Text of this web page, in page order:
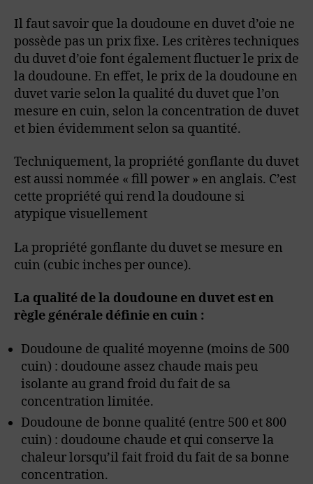
Il faut savoir que la doudoune en duvet d’oie ne
possède pas un prix fixe. Les critères techniques
du duvet d’oie font également fluctuer le prix de
la doudoune. En effet, le prix de la doudoune en
duvet varie selon la qualité du duvet que l’on
mesure en cuin, selon la concentration de duvet
et bien évidemment selon sa quantité.
Techniquement, la propriété gonflante du duvet
est aussi nommée « fill power » en anglais. C’est
cette propriété qui rend la doudoune si
atypique visuellement
La propriété gonflante du duvet se mesure en
cuin (cubic inches per ounce).
La qualité de la doudoune en duvet est en
règle générale définie en cuin :
Doudoune de qualité moyenne (moins de 500
cuin) : doudoune assez chaude mais peu
isolante au grand froid du fait de sa
concentration limitée.
Doudoune de bonne qualité (entre 500 et 800
cuin) : doudoune chaude et qui conserve la
chaleur lorsqu’il fait froid du fait de sa bonne
concentration.